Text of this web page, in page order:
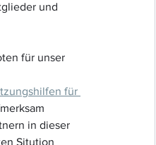
und
für unser
für
in dieser
Sitution